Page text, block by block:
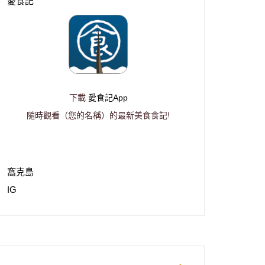
下載 愛食記App
隨時觀看（您的名稱）的最新美食食記!
窩克島
IG